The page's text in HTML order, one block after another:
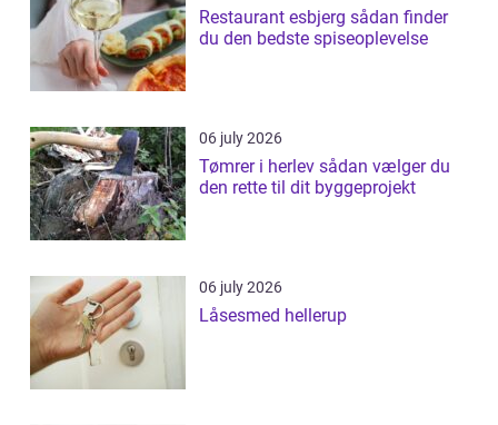
Restaurant esbjerg sådan finder
du den bedste spiseoplevelse
06 july 2026
Tømrer i herlev sådan vælger du
den rette til dit byggeprojekt
06 july 2026
Låsesmed hellerup